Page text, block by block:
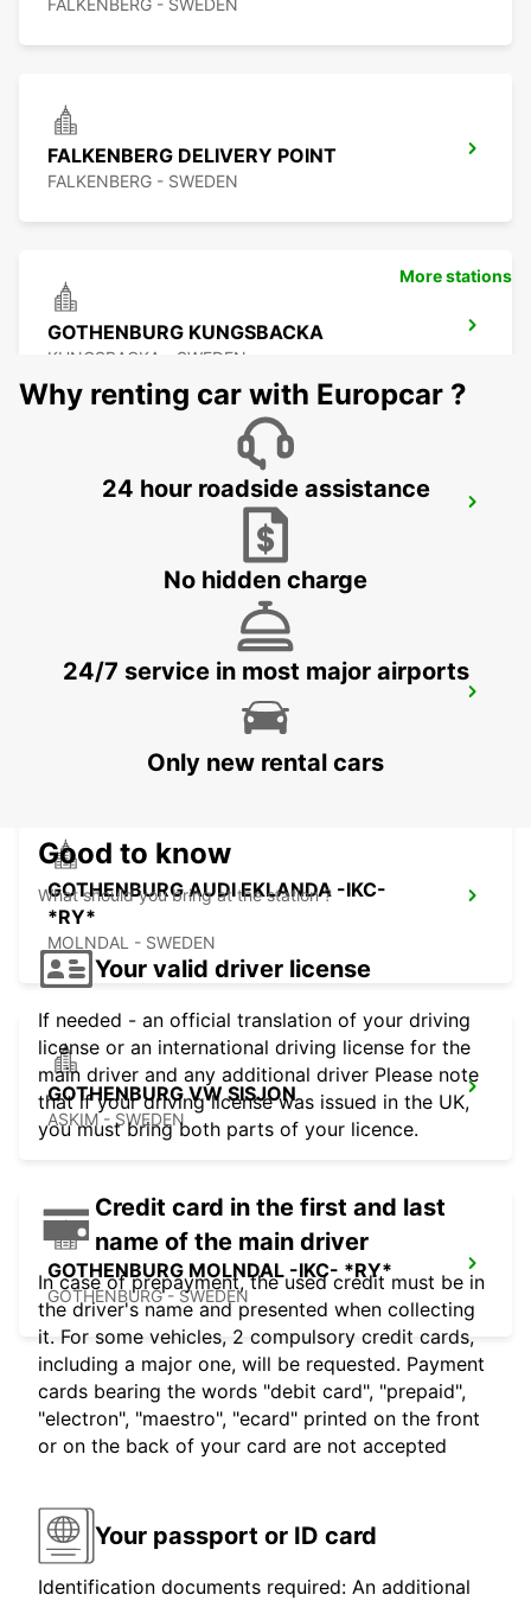
FALKENBERG - SWEDEN
FALKENBERG DELIVERY POINT
FALKENBERG - SWEDEN
GOTHENBURG KUNGSBACKA
KUNGSBACKA - SWEDEN
GOTHENBURG LANDVETTER APT-
GOTHENBURG - SWEDEN
GOTHENBURG AUDI EKLANDA -IKC-
*RY*
MOLNDAL - SWEDEN
GOTHENBURG VW SISJON
ASKIM - SWEDEN
GOTHENBURG MOLNDAL -IKC- *RY*
GOTHENBURG - SWEDEN
More stations
Why renting car with Europcar ?
24 hour roadside assistance
No hidden charge
24/7 service in most major airports
Only new rental cars
Good to know
What should you bring at the station ?
Your valid driver license
If needed - an official translation of your driving
license or an international driving license for the
main driver and any additional driver Please note
that if your driving license was issued in the UK,
you must bring both parts of your licence.
Credit card in the first and last
name of the main driver
In case of prepayment, the used credit must be in
the driver's name and presented when collecting
it. For some vehicles, 2 compulsory credit cards,
including a major one, will be requested. Payment
cards bearing the words "debit card", "prepaid",
"electron", "maestro", "ecard" printed on the front
or on the back of your card are not accepted
Your passport or ID card
Identification documents required: An additional